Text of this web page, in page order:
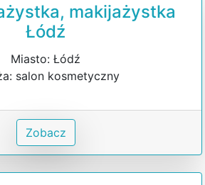
makijażystka
Łódź
Miasto: Łódź
salon kosmetyczny
Zobacz